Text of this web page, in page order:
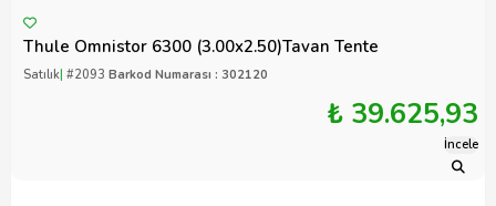
Thule Omnistor 6300 (3.00x2.50)Tavan Tente
Satılık| #2093 Barkod Numarası : 302120
₺ 39.625,93
İncele